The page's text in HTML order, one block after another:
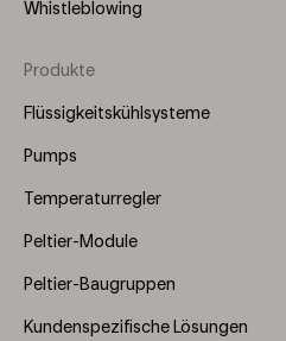
Whistleblowing
Footer
Menu
Produkte
Flüssigkeitskühlsysteme
Pumps
Temperaturregler
Peltier-Module
Peltier-Baugruppen
Kundenspezifische Lösungen